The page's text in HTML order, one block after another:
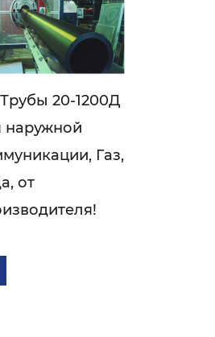
20-1200Д
наружной
Газ,
от